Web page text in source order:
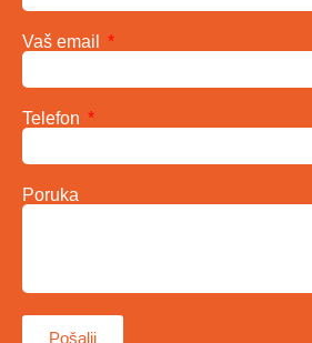
Vaš email
Telefon
Poruka
Pošalji